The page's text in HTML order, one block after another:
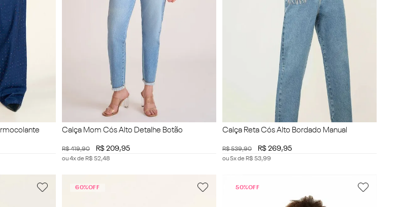
Calça Mom Cós Alto Detalhe Botão
R$419,90 R$ 209,95
ou4x de R$ 52,48
Calça Reta Cós Alto Bordado Manual
R$539,90 R$ 269,95
ou5x de R$ 53,99
60%OFF 50%OFF